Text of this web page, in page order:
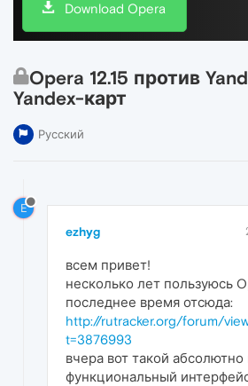
Download Opera
Opera 12.15 против
Yandex-карт
Русский
E
ezhyg
всем привет!
несколько лет пользуюсь
последнее время отсюда:
http://rutracker.org/forum/
t=3876993
вчера вот такой абсолютно
функциональный